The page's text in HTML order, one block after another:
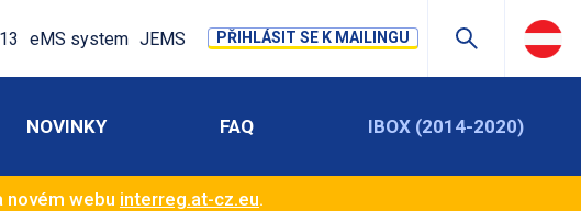
eMS system JEMS PŘIHLÁSIT SE K MAILINGU
NOVINKY FAQ IBOX (2014-2020)
novém webu interreg.at-cz.eu.